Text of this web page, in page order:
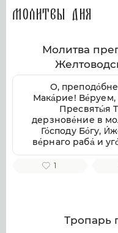
Молитвы дня
Молитва
О,
Мака́рие! Ве́руем,
Пресвяты́я
дерзнове́ние в
Го́споду Бо́гу,
ве́рнаго раба́ и
умиле́нием
свя́тче Бо́жий, не
исправле́ние
1
Тропарь